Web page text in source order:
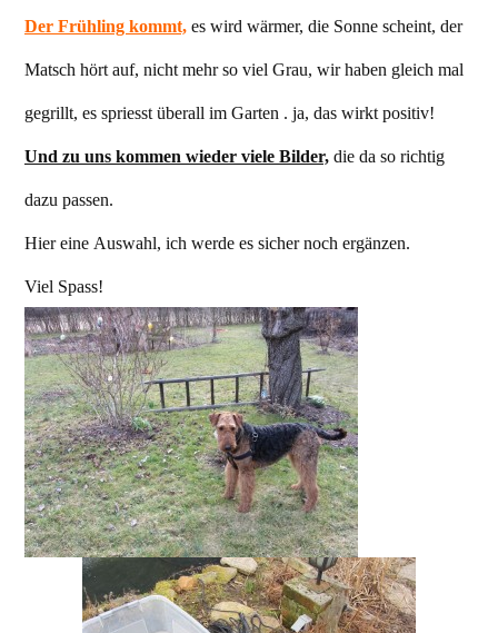
Der Frühling kommt, es wird wärmer, die Sonne scheint, der
Matsch hört auf, nicht mehr so viel Grau, wir haben gleich mal
gegrillt, es spriesst überall im Garten . ja, das wirkt positiv!
Und zu uns kommen wieder viele Bilder, die da so richtig
dazu passen.
Hier eine Auswahl, ich werde es sicher noch ergänzen.
Viel Spass!